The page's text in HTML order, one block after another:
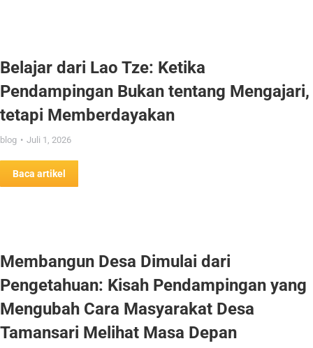
Belajar dari Lao Tze: Ketika
Pendampingan Bukan tentang Mengajari,
tetapi Memberdayakan
blog Juli 1, 2026
Baca artikel
Membangun Desa Dimulai dari
Pengetahuan: Kisah Pendampingan yang
Mengubah Cara Masyarakat Desa
Tamansari Melihat Masa Depan